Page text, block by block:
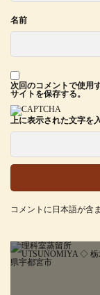
名前
次回のコメントで使用
サイトを保存する。
上に表示された文字を
コメントに日本語が含